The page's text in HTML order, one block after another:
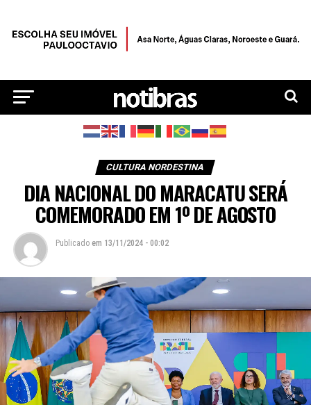
CULTURA NORDESTINA
DIA NACIONAL DO MARACATU SERÁ
COMEMORADO EM 1º DE AGOSTO
Publicado em 13/11/2024 - 00:02